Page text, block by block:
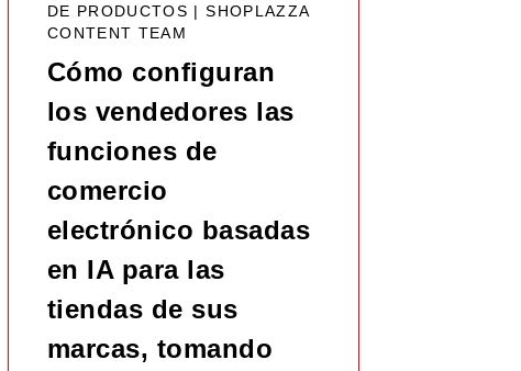
DE PRODUCTOS |SHOPLAZZA
CONTENT TEAM
Cómo configuran
los vendedores las
funciones de
comercio
electrónico basadas
en IA para las
tiendas de sus
marcas, tomando